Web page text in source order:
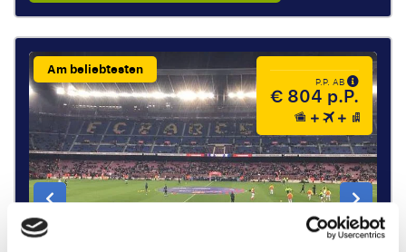
Am beliebtesten
P.P. AB
€ 804 p.P.